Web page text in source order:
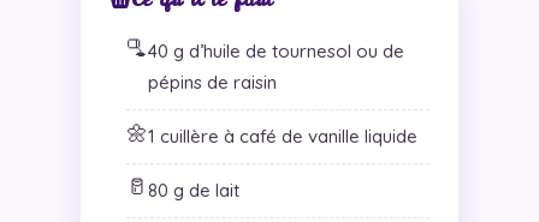
🫗40 g d’huile de tournesol ou de
pépins de raisin
🌼1 cuillère à café de vanille liquide
🥛 80 g de lait